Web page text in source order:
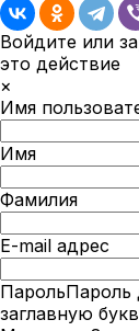
Войдите или
это действие
×
Имя
Имя
Фамилия
E-mail адрес
ПарольПароль
заглавную